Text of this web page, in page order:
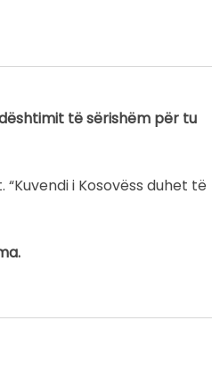
të sërishëm për tu
i Kosovëss duhet të